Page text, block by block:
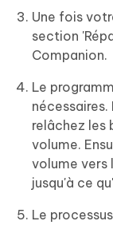
Une fois
section
Companion.
Le
relâchez les
volume.
volume vers
jusqu'à ce
Le